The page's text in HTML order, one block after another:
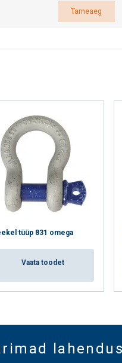
Tarneaeg
tüüp 831 omega
Vaata toodet